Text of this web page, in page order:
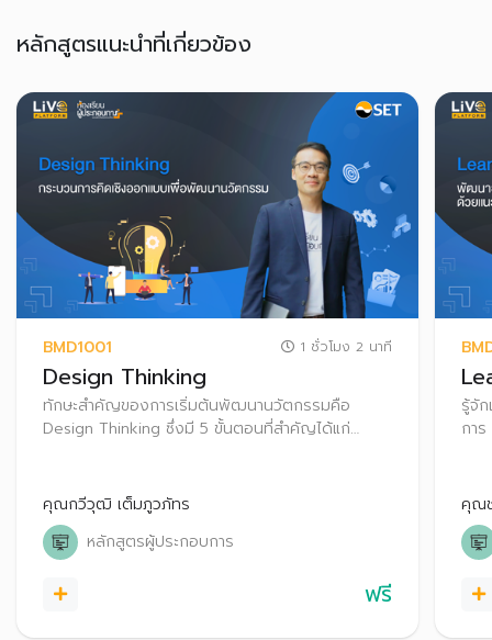
หลักสูตรแนะนำที่เกี่ยวข้อง
BMD1001 1 ชั่วโมง 2 นาที
Design Thinking
ทักษะสำคัญของการเริ่มต้นพัฒนานวัตกรรมคือ
Design Thinking ซึ่งมี 5 ขั้นตอนที่สำคัญได้แก่
คุณกวีวุฒิ เต็มภูวภัทร
หลักสูตรผู้ประกอบการ
ฟรี
รู้จั
กา
คุณ